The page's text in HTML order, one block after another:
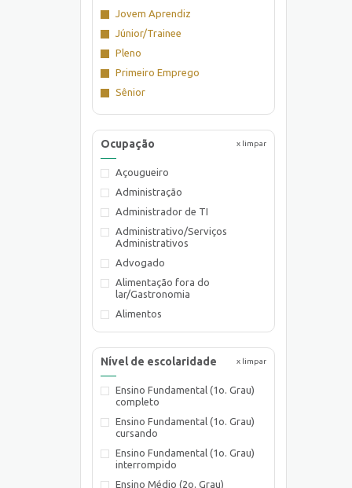
Jovem Aprendiz
Júnior/Trainee
Pleno
Primeiro Emprego
Sênior
Técnico
x limpar
Ocupação
Açougueiro
Administração
Administrador de TI
Administrativo/Serviços
Administrativos
Advogado
Alimentação fora do
lar/Gastronomia
Alimentos
Almoxarife
Assistente de Planejamento
Atendente Comercial
Auxiliar de Cozinha
Auxiliar de Laboratório
x limpar
Nível de escolaridade
Ensino Fundamental (1o. Grau)
completo
Ensino Fundamental (1o. Grau)
cursando
Ensino Fundamental (1o. Grau)
interrompido
Ensino Médio (2o. Grau)